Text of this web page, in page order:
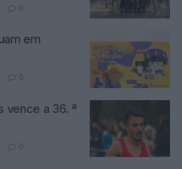
0
em
0
vence a 36. ª
0